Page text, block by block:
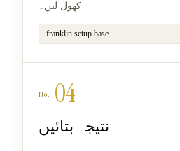
کھول لیں۔
franklin setup base
04
نتیجہ بتائیں